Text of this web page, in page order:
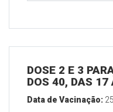
DOSE 2 E 3
DOS 40, DAS 17
Data de Vacinação: